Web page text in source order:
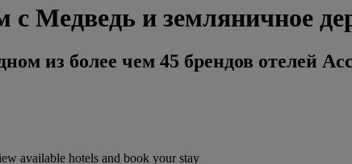
с Медведь и земляничное
из более чем 45 брендов отелей
available hotels and book your stay